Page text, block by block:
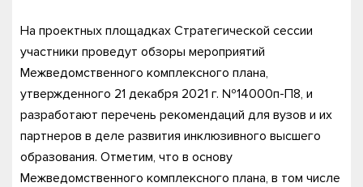
На проектных площадках Стратегической сессии
участники проведут обзоры мероприятий
Межведомственного комплексного плана,
утвержденного 21 декабря 2021 г. №14000п-П8, и
разработают перечень рекомендаций для вузов и их
партнеров в деле развития инклюзивного высшего
образования. Отметим, что в основу
Межведомственного комплексного плана, в том числе